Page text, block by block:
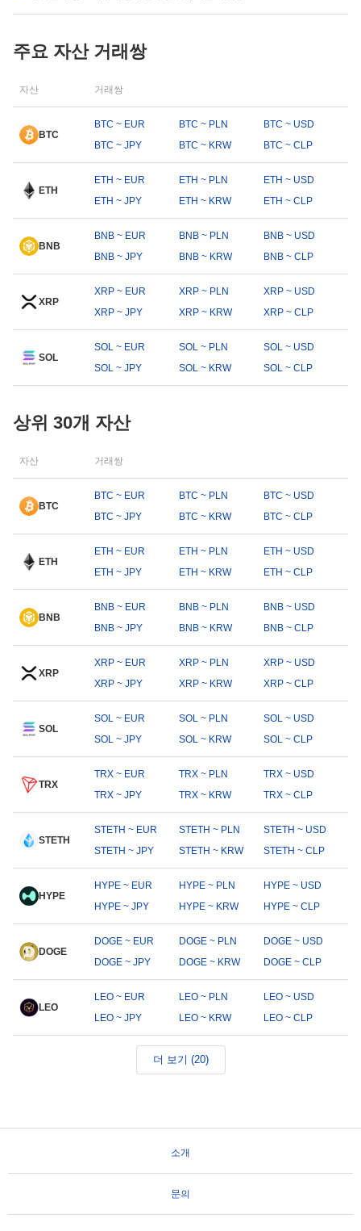
주요 자산 거래쌍
자산 거래쌍
BTC
BTC ~ EUR BTC ~ PLN
BTC ~ USD
BTC ~ JPY
BTC ~ KRW BTC ~ CLP
ETH
ETH ~ EUR ETH ~ PLN
ETH ~ USD
ETH ~ JPY
ETH ~ KRW ETH ~ CLP
BNB
BNB ~ EUR BNB ~ PLN
BNB ~ USD
BNB ~ JPY
BNB ~ KRW BNB ~ CLP
XRP
XRP ~ EUR XRP ~ PLN
XRP ~ USD
XRP ~ JPY
XRP ~ KRW XRP ~ CLP
SOL
SOL ~ EUR SOL ~ PLN
SOL ~ USD
SOL ~ JPY
SOL ~ KRW SOL ~ CLP
상위 30개 자산
자산 거래쌍
BTC
BTC ~ EUR BTC ~ PLN
BTC ~ USD
BTC ~ JPY
BTC ~ KRW BTC ~ CLP
ETH
ETH ~ EUR ETH ~ PLN
ETH ~ USD
ETH ~ JPY
ETH ~ KRW ETH ~ CLP
BNB
BNB ~ EUR BNB ~ PLN
BNB ~ USD
BNB ~ JPY
BNB ~ KRW BNB ~ CLP
XRP
XRP ~ EUR XRP ~ PLN
XRP ~ USD
XRP ~ JPY
XRP ~ KRW XRP ~ CLP
SOL
SOL ~ EUR SOL ~ PLN
SOL ~ USD
SOL ~ JPY
SOL ~ KRW SOL ~ CLP
TRX
TRX ~ EUR TRX ~ PLN
TRX ~ USD
TRX ~ JPY
TRX ~ KRW TRX ~ CLP
STETH
STETH ~ EUR STETH ~ PLN
STETH ~ USD
STETH ~ JPY
STETH ~ KRW STETH ~ CLP
HYPE
HYPE ~ EUR HYPE ~ PLN
HYPE ~ USD
HYPE ~ JPY
HYPE ~ KRW HYPE ~ CLP
DOGE
DOGE ~ EUR DOGE ~ PLN
DOGE ~ USD
DOGE ~ JPY
DOGE ~ KRW DOGE ~ CLP
LEO
LEO ~ EUR LEO ~ PLN
LEO ~ USD
LEO ~ JPY
LEO ~ KRW LEO ~ CLP
더 보기 (20)
소개
문의